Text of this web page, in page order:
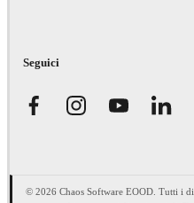
Seguici
© 2026 Chaos Software EOOD. Tutti i